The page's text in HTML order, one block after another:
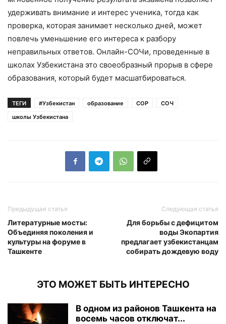
удерживать внимание и интерес ученика, тогда как
проверка, которая занимает несколько дней, может
повлечь уменьшение его интереса к разбору
неправильных ответов. Онлайн-СОЧи, проведенные в
школах Узбекистана это своеобразный прорыв в сфере
образования, который будет масшатбироваться.
ТЕГИ #Узбекистан образование СОР
СОЧ
школы Узбекистана
Предыдущая статья
Литературные мосты:
Объединяя поколения и
культуры на форуме в
Ташкенте
Следующая статья
Для борьбы с дефицитом
воды Экопартия
предлагает узбекистанцам
собирать дождевую воду
ЭТО МОЖЕТ БЫТЬ ИНТЕРЕСНО
В одном из районов Ташкента на
восемь часов отключат...